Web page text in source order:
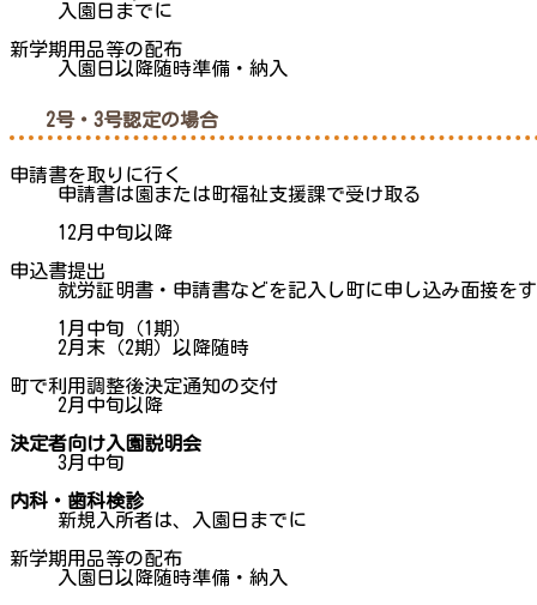
入園日までに
新学期用品等の配布
入園日以降随時準備・納入
2号・3号認定の場合
申請書を取りに行く
申請書は園または町福祉支援課で受け取る
12月中旬以降
申込書提出
就労証明書・申請書などを記入し町に申し込み面接を
1月中旬（1期）
2月末（2期）以降随時
町で利用調整後決定通知の交付
2月中旬以降
決定者向け入園説明会
3月中旬
内科・歯科検診
新規入所者は、入園日までに
新学期用品等の配布
入園日以降随時準備・納入